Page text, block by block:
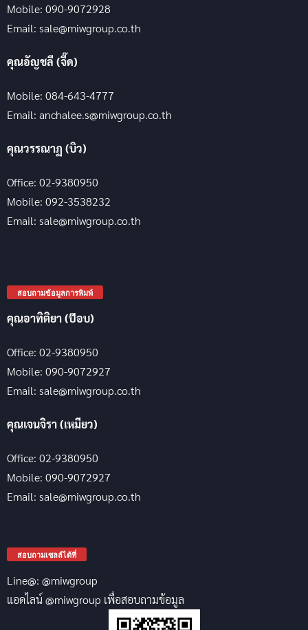
Mobile: 090-9072928
Email: sale@miwgroup.co.th
คุณอัญชลี (จี๊ด)
Mobile: 084-643-4777
Email: anchalee.s@miwgroup.co.th
คุณวรรณาฏ (บิว)
Office: 02-9380950
Mobile: 092-3538232
Email: sale@miwgroup.co.th
สอบถามข้อมูลการพิมพ์
คุณอาทิติยา (ป๊อบ)
Office: 02-9380950
Mobile: 090-9072927
Email: sale@miwgroup.co.th
คุณเจนจิรา (เหมียว)
Office: 02-9380950
Mobile: 090-9072927
Email: sale@miwgroup.co.th
สอบถามเซลล์ได้ที่
Line@: @miwgroup
แอดไลน์ @miwgroup เพื่อสอบถามข้อมูล